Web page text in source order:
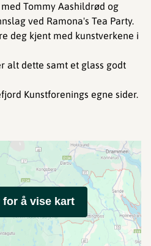
Tommy Aashildrød og
ved Ramona's Tea Party.
deg kjent med kunstverkene i
alt dette samt et glass godt
Kunstforenings egne sider.
for å vise kart